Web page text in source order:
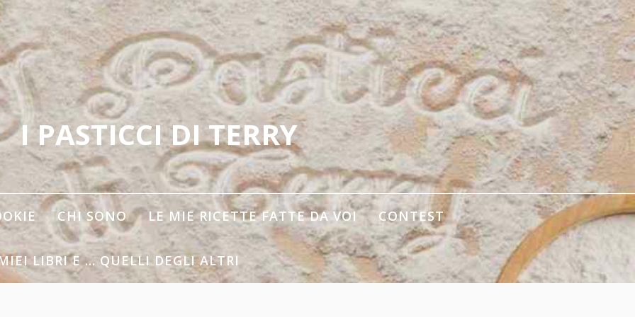
I PASTICCI DI TERRY
CHI SONO LE MIE RICETTE FATTE DA VOI CONTEST
LIBRI E … QUELLI DEGLI ALTRI